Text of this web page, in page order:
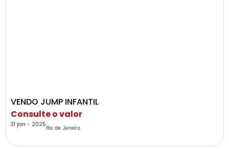
VENDO JUMP INFANTIL
Consulte o valor
31 jan - 2025Rio de Janeiro